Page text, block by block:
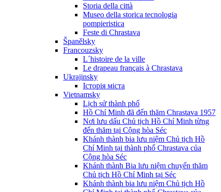
Storia della città
Museo della storica tecnologia
pompieristica
Feste di Chrastava
Španělsky
Francouzsky
L´histoire de la ville
Le drapeau français à Chrastava
Ukrajinsky
Історія міста
Vietnamsky
Lịch sử thành phố
Hồ Chí Minh đã đến thăm Chrastava 1957
Nơi lưu dấu Chủ tịch Hồ Chí Minh từng
đến thăm tại Cộng hòa Séc
Khánh thành bia lưu niệm Chủ tịch Hồ
Chí Minh tại thành phố Chrastava của
Cộng hòa Séc
Khánh thành Bia lưu niệm chuyến thăm
Chủ tịch Hồ Chí Minh tại Séc
Khánh thành bia lưu niệm Chủ tịch Hồ